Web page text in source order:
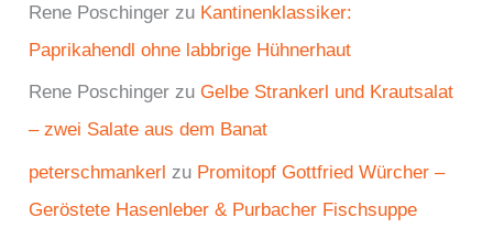
Rene Poschinger zu Kantinenklassiker:
Paprikahendl ohne labbrige Hühnerhaut
Rene Poschinger zuGelbe Strankerl und Krautsalat
– zwei Salate aus dem Banat
peterschmankerl zu Promitopf Gottfried Würcher –
Geröstete Hasenleber & Purbacher Fischsuppe